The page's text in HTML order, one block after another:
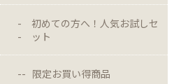
初めての方へ！人気お試しセ
ット
限定お買い得商品